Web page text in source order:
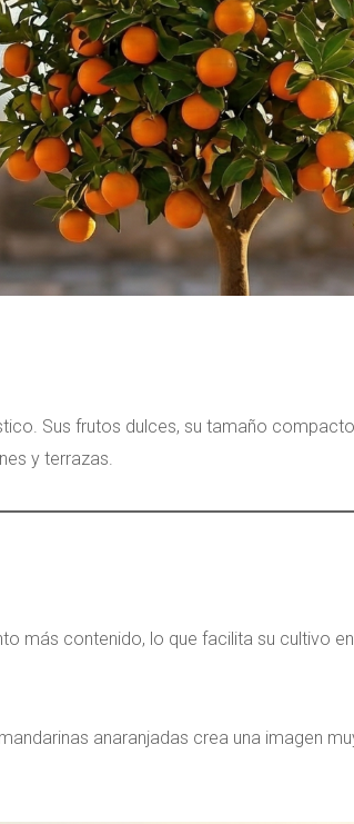
Sus frutos dulces, su tamaño
y terrazas.
más contenido, lo que facilita su cultivo en
anaranjadas crea una imagen